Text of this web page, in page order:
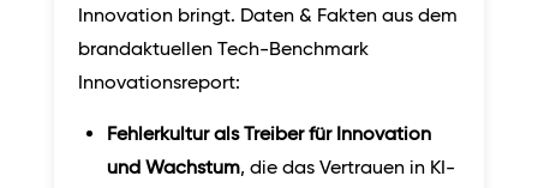
Innovation bringt. Daten & Fakten aus dem
brandaktuellen Tech-Benchmark
Innovationsreport:
Fehlerkultur als Treiber für Innovation
und Wachstum, die das Vertrauen in KI-